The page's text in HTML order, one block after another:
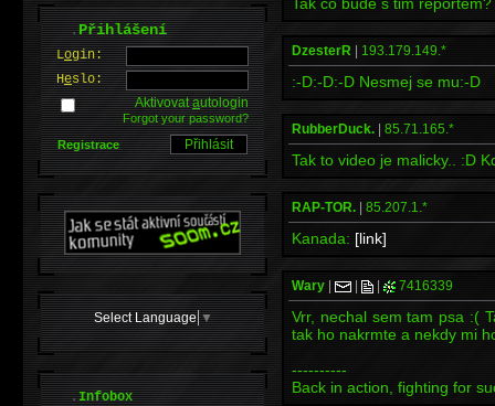
Tak co bude s tim reportem?
DzesterR 193.179.149.*
:-D:-D:-D Nesmej se mu:-D
RubberDuck. 85.71.165.*
Tak to video je malicky.. :D
RAP-TOR. 85.207.1.*
Kanada: [link]
Wary 7416339
Vrr, nechal sem tam psa :(
tak ho nakrmte a nekdy mi
----------
Back in action, fighting for
.Přihlášení
Login:
Heslo:
Aktivovatautologin
Forgot your password?
Registrace
Select Language ▼
.Infobox